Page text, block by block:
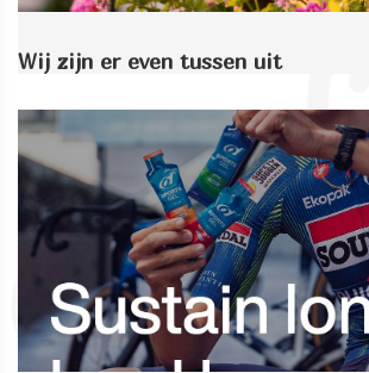
Wij zijn er even tussen uit